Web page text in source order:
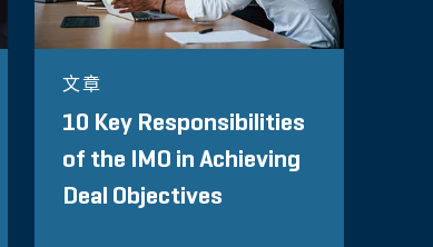
文章
10 Key Responsibilities
of the IMO in Achieving
Deal Objectives